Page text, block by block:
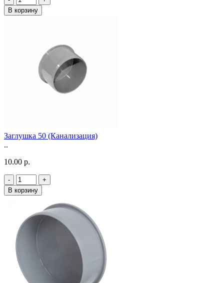
В корзину
Заглушка 50 (Канализация)
..
10.00 р.
-
+
В корзину